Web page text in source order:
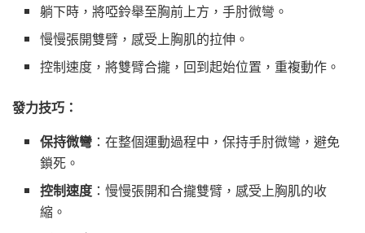
躺下時，將啞鈴舉至胸前上方，手肘微彎。
慢慢張開雙臂，感受上胸肌的拉伸。
控制速度，將雙臂合攏，回到起始位置，重複動作。
發力技巧：
保持微彎 ：在整個運動過程中，保持手肘微彎，避免
鎖死。
控制速度 ：慢慢張開和合攏雙臂，感受上胸肌的收
縮。